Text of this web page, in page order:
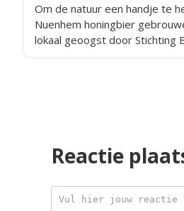
Om de natuur een handje te
Nuenhem honingbier
lokaal geoogst door Stichting
Reactie